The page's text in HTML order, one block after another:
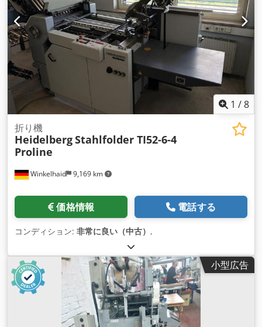
1 /8
Winkelhaid 9,169 km
折り機
HeidelbergStahlfolder TI52-6-4
Proline
価格情報 電話する
コンディション: 非常に良い（中古） ,
小型広告